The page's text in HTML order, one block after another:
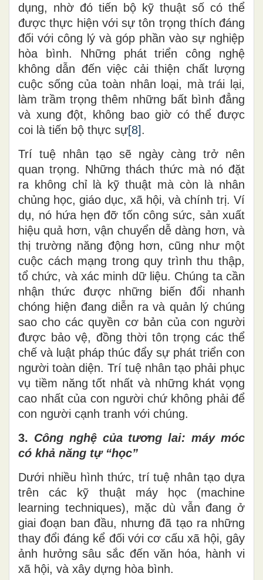
dụng, nhờ đó tiến bộ kỹ thuật số có thể
được thực hiện với sự tôn trọng thích đáng
đối với công lý và góp phần vào sự nghiệp
hòa bình. Những phát triển công nghệ
không dẫn đến việc cải thiện chất lượng
cuộc sống của toàn nhân loại, mà trái lại,
làm trầm trọng thêm những bất bình đẳng
và xung đột, không bao giờ có thể được
coi là tiến bộ thực sự[8].
Trí tuệ nhân tạo sẽ ngày càng trở nên
quan trọng. Những thách thức mà nó đặt
ra không chỉ là kỹ thuật mà còn là nhân
chủng học, giáo dục, xã hội, và chính trị. Ví
dụ, nó hứa hẹn đỡ tốn công sức, sản xuất
hiệu quả hơn, vận chuyển dễ dàng hơn, và
thị trường năng động hơn, cũng như một
cuộc cách mạng trong quy trình thu thập,
tổ chức, và xác minh dữ liệu. Chúng ta cần
nhận thức được những biến đổi nhanh
chóng hiện đang diễn ra và quản lý chúng
sao chocác quyền cơ bản của con người
được bảo vệ, đồng thời tôn trọng các thể
chế và luật pháp thúc đẩy sự phát triển con
người toàn diện. Trí tuệ nhân tạo phải phục
vụ tiềm năng tốt nhất và những khát vọng
cao nhất của con người chứ không phải để
con người cạnh tranh với chúng.
3. Công nghệ của tương lai: máy móc
có khả năng tự “học”
Dưới nhiều hình thức, trí tuệ nhân tạo dựa
trên các kỹ thuật máy học (machine
learning techniques), mặc dù vẫn đang ở
giai đoạn ban đầu, nhưng đã tạo ra những
thay đổi đáng kể đối với cơ cấu xã hội,gây
ảnh hưởng sâu sắc đến văn hóa, hành vi
xã hội, và xây dựng hòa bình.